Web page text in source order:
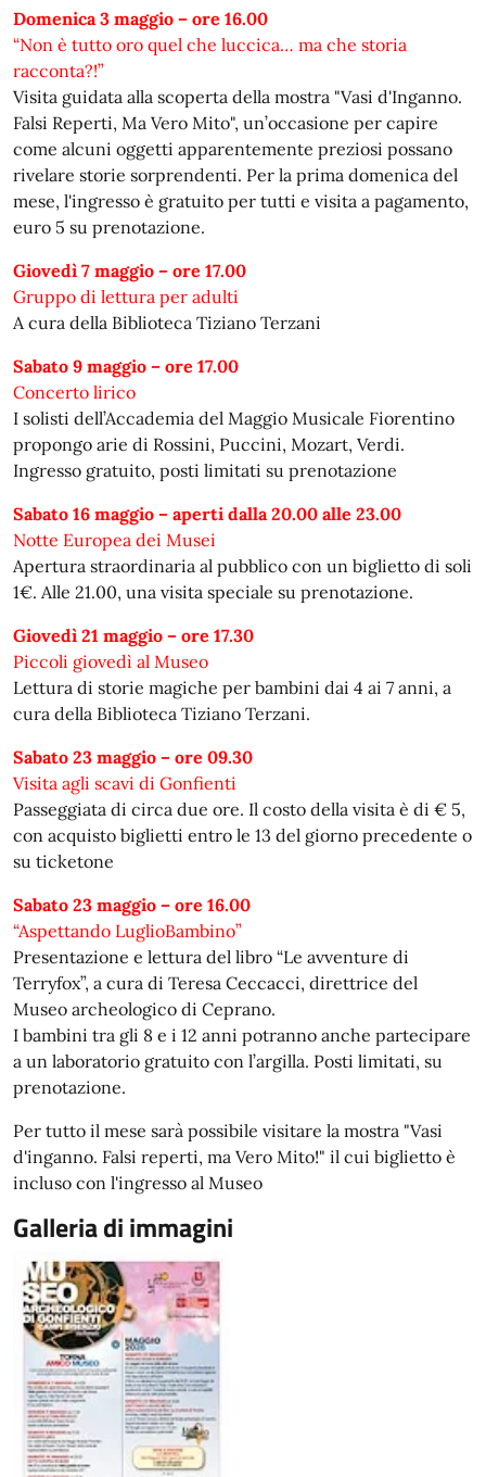
Domenica 3 maggio – ore 16.00
“Non è tutto oro quel che luccica… ma che storia
racconta?!”
Visita guidata alla scoperta della mostra "Vasi d'Inganno.
Falsi Reperti, Ma Vero Mito", un’occasione per capire
come alcuni oggetti apparentemente preziosi possano
rivelare storie sorprendenti. Per la prima domenica del
mese, l'ingresso è gratuito per tutti e visita a pagamento,
euro 5 su prenotazione.
Giovedì 7 maggio – ore 17.00
Gruppo di lettura per adulti
A cura della Biblioteca Tiziano Terzani
Sabato 9 maggio – ore 17.00
Concerto lirico
I solisti dell’Accademia del Maggio Musicale Fiorentino
propongo arie di Rossini, Puccini, Mozart, Verdi.
Ingresso gratuito, posti limitati su prenotazione
Sabato 16 maggio – aperti dalla 20.00 alle 23.00
Notte Europea dei Musei
Apertura straordinaria al pubblico con un biglietto di soli
1€. Alle 21.00, una visita speciale su prenotazione.
Giovedì 21 maggio – ore 17.30
Piccoli giovedì al Museo
Lettura di storie magiche per bambini dai 4 ai 7 anni, a
cura della Biblioteca Tiziano Terzani.
Sabato 23 maggio – ore 09.30
Visita agli scavi di Gonfienti
Passeggiata di circa due ore. Il costo della visita è di € 5,
con acquisto biglietti entro le 13 del giorno precedente o
su ticketone
Sabato 23 maggio – ore 16.00
“Aspettando LuglioBambino”
Presentazione e lettura del libro “Le avventure di
Terryfox”, a cura di Teresa Ceccacci, direttrice del
Museo archeologico di Ceprano.
I bambini tra gli 8 e i 12 anni potranno anche partecipare
a un laboratorio gratuito con l’argilla. Posti limitati, su
prenotazione.
Per tutto il mese sarà possibile visitare la mostra "Vasi
d'inganno. Falsi reperti, ma Vero Mito!" il cui biglietto è
incluso con l'ingresso al Museo
Galleria di immagini